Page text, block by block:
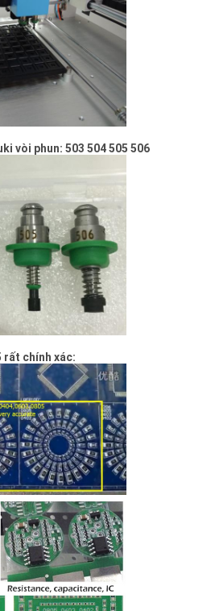
vòi phun: 503 504 505 506
rất chính xác: